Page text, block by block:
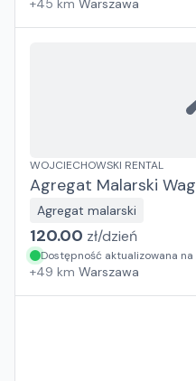
+45 km Warszawa
WOJCIECHOWSKI RENTAL
Agregat Malarski
Agregat malarski
120.00 zł/dzień
Dostępność aktualizowana na
+49 km Warszawa